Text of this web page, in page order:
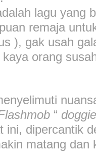
lagu yang
remaja
), gak usah
orang
“ doggie
ini, dipercantik
matang dan